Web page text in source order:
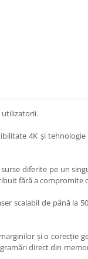
utilizatorii.
4K și
diferite pe un
fără a compromite
scalabil de până la
și o corecție
direct din